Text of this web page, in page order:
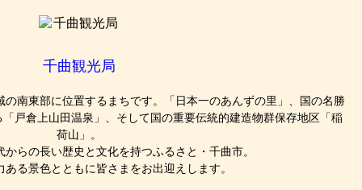
千曲観光局
南東部に位置するまちです。「日本一のあんずの里」、国の名勝
戸倉上山田温泉」、そして国の重要伝統的建造物群保存地区「稲
荷山」。
らの長い歴史と文化を持つふるさと・千曲市。
ある景色とともに皆さまをお出迎えします。